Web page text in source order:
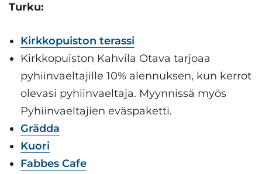
Turku:
Kirkkopuiston terassi
Kirkkopuiston Kahvila Otava tarjoaa
pyhiinvaeltajille 10% alennuksen, kun kerrot
olevasi pyhiinvaeltaja. Myynnissä myös
Pyhiinvaeltajien eväspaketti.
Grädda
Kuori
Fabbes Cafe